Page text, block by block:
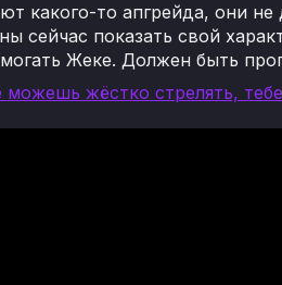
какого-то апгрейда, они
сейчас показать свой
Жеке. Должен быть
можешь жёстко стрелять,